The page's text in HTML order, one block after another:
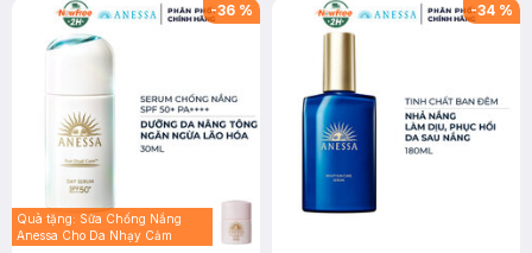
-36 %
Quà tặng: Sữa Chống Nắng
Anessa Cho Da Nhạy Cảm
-34 %